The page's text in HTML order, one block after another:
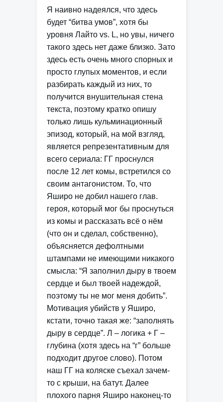
Я наивно надеялся, что здесь
будет “битва умов”, хотя бы
уровня Лайто vs. L, но увы, ничего
такого здесь нет даже близко. Зато
здесь есть очень много спорных и
просто глупых моментов, и если
разбирать каждый из них, то
получится внушительная стена
текста, поэтому кратко опишу
только лишь кульминационный
эпизод, который, на мой взгляд,
является репрезентативным для
всего сериала: ГГ проснулся
после 12 лет комы, встретился со
своим антагонистом. То, что
Яширо не добил нашего глав.
героя, который мог бы проснуться
из комы и рассказать всё о нём
(что он и сделал, собственно),
объясняется дефолтными
штампами не имеющими никакого
смысла: “Я заполнил дыру в твоем
сердце и был твоей надеждой,
поэтому ты не мог меня добить”.
Мотивация убийств у Яширо,
кстати, точно такая же: “заполнять
дыру в сердце”. Л – логика + Г –
глубина (хотя здесь на “г” больше
подходит другое слово). Потом
наш ГГ на коляске съехал зачем-
то с крыши, на батут. Далее
плохого парня Яширо наконец-то